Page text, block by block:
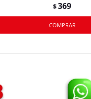
$369